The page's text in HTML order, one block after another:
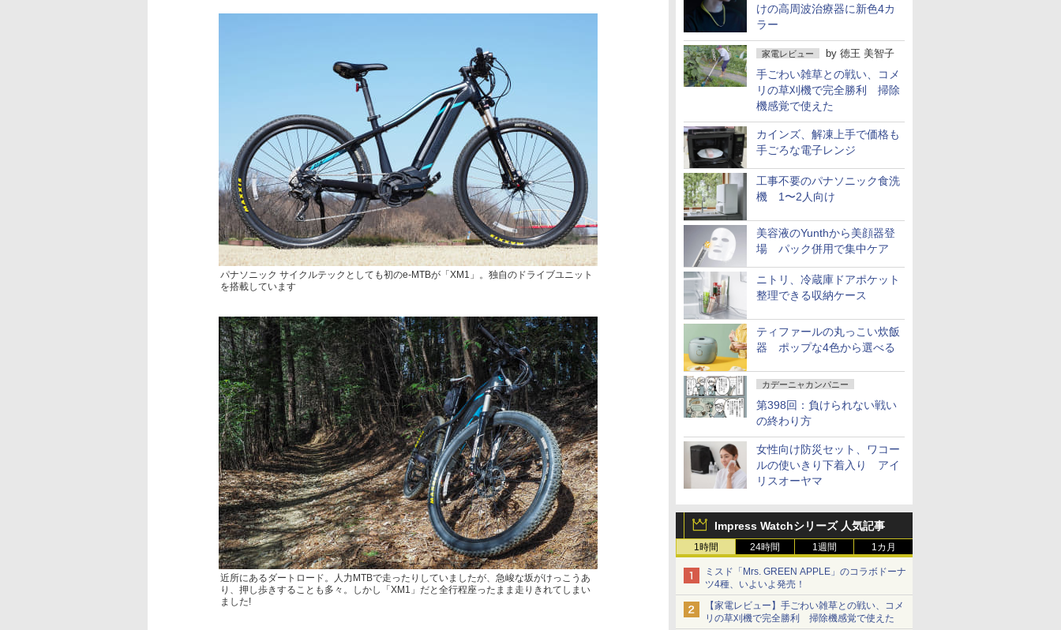
けの高周波治療器に新色4カ
ラー
家電レビュー by 徳王 美智子
手ごわい雑草との戦い、コメ
リの草刈機で完全勝利 掃除
機感覚で使えた
カインズ、解凍上手で価格も
手ごろな電子レンジ
工事不要のパナソニック食洗
機 1〜2人向け
美容液のYunthから美顔器登
場 パック併用で集中ケア
ニトリ、冷蔵庫ドアポケット
整理できる収納ケース
ティファールの丸っこい炊飯
器 ポップな4色から選べる
カデーニャカンパニー
第398回：負けられない戦い
の終わり方
女性向け防災セット、ワコー
ルの使いきり下着入り アイ
リスオーヤマ
Impress Watchシリーズ 人気記事
1時間 24時間 1週間 1カ月
ミスド「Mrs. GREEN APPLE」のコラボドーナ
ツ4種、いよいよ発売！
【家電レビュー】手ごわい雑草との戦い、コメ
リの草刈機で完全勝利 掃除機感覚で使えた
パナソニック サイクルテックとしても初のe-MTBが「XM1」。独自のドライブユニット
を搭載しています
近所にあるダートロード。人力MTBで走ったりしていましたが、急峻な坂がけっこうあ
り、押し歩きすることも多々。しかし「XM1」だと全行程座ったまま走りきれてしまい
ました!